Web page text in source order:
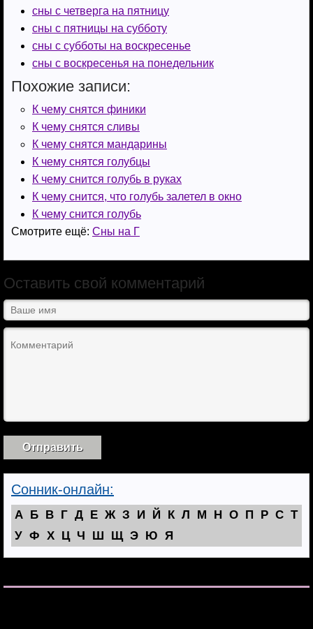
ip
и
сны с четверга на пятницу
сны с пятницы на субботу
сны с субботы на воскресенье
сны с воскресенья на понедельник
Похожие записи:
К чему снятся финики
К чему снятся сливы
К чему снятся мандарины
К чему снятся голубцы
К чему снится голубь в руках
К чему снится, что голубь залетел в окно
К чему снится голубь
Смотрите ещё: Сны на Г
Оставить свой комментарий
Сонник-онлайн:
А Б В Г Д Е Ж З И Й К Л М Н О П Р С Т
У Ф Х Ц Ч Ш Щ Э Ю Я